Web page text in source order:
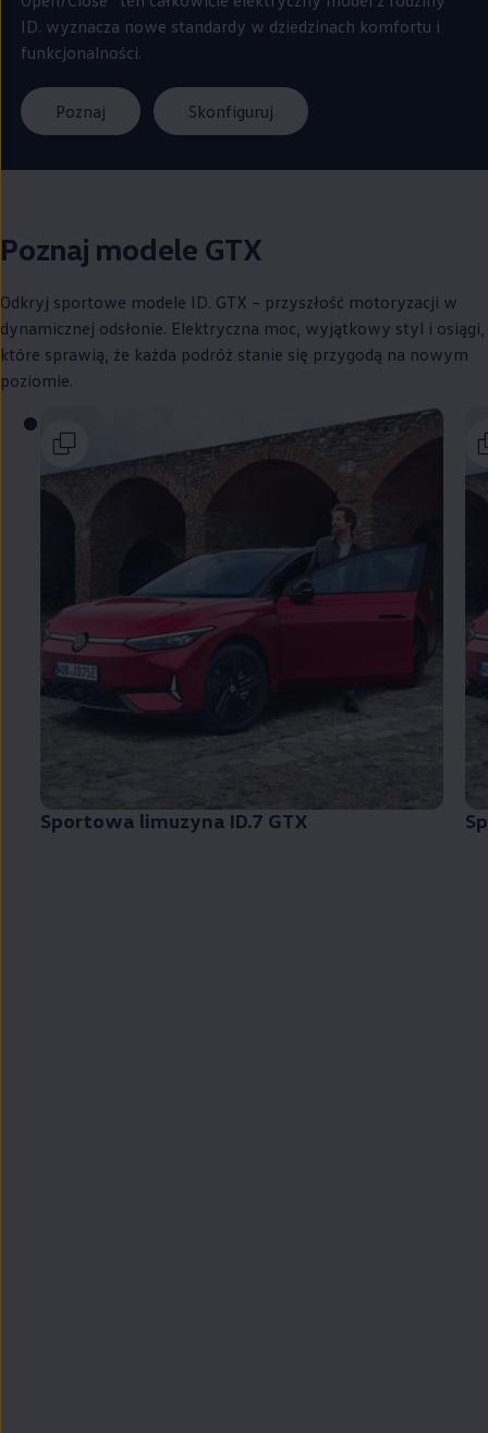
ID. wyznacza nowe standardy w dziedzinach komfortu i
funkcjonalności.
Poznaj Skonfiguruj
Poznaj modele GTX
Odkryj sportowe modele ID. GTX – przyszłość motoryzacji w
dynamicznej odsłonie. Elektryczna moc, wyjątkowy styl i osiągi,
które sprawią, że każda podróż stanie się przygodą na nowym
poziomie.
Sportowa limuzyna ID.7 GTX